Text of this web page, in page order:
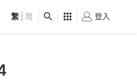
觀點 健康 好食玩飛
繁 简 登入